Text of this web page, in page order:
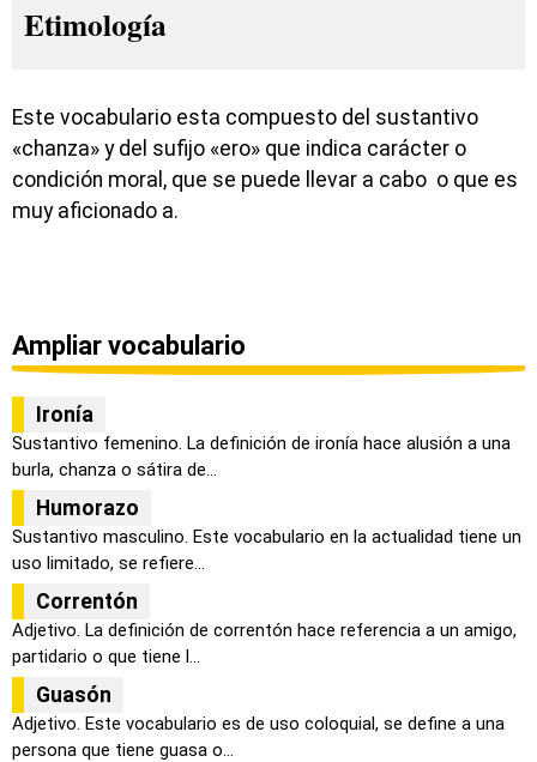
Etimología
Este vocabulario esta compuesto del sustantivo
«chanza» y del sufijo «ero» que indica carácter o
condición moral, que se puede llevar a cabo o que es
muy aficionado a.
Ampliar vocabulario
Ironía
Sustantivo femenino. La definición de ironía hace alusión a una
burla, chanza o sátira de...
Humorazo
Sustantivo masculino. Este vocabulario en la actualidad tiene un
uso limitado, se refiere...
Correntón
Adjetivo. La definición de correntón hace referencia a un amigo,
partidario o que tiene l...
Guasón
Adjetivo. Este vocabulario es de uso coloquial, se define a una
persona que tiene guasa o...